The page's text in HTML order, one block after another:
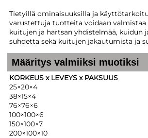
Tietyillä ominaisuuksilla ja
varustettuja tuotteita voidaan
kuitujen ja hartsan yhdistelmää, kuidun
suhdetta sekä kuitujen jakautumista ja
Määritys valmiiksi muotiksi
KORKEUS x LEVEYS x PAKSUUS
25×20×4
38×15×4
76×76×6
100×100×6
150×100×7
200×100×10